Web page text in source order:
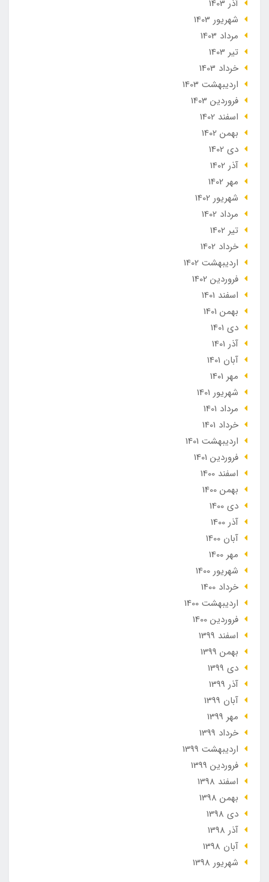
آذر 1403
شهریور 1403
مرداد 1403
تير 1403
خرداد 1403
ارديبهشت 1403
فروردین 1403
اسفند 1402
بهمن 1402
دی 1402
آذر 1402
مهر 1402
شهریور 1402
مرداد 1402
تير 1402
خرداد 1402
ارديبهشت 1402
فروردین 1402
اسفند 1401
بهمن 1401
دی 1401
آذر 1401
آبان 1401
مهر 1401
شهریور 1401
مرداد 1401
خرداد 1401
ارديبهشت 1401
فروردین 1401
اسفند 1400
بهمن 1400
دی 1400
آذر 1400
آبان 1400
مهر 1400
شهریور 1400
خرداد 1400
ارديبهشت 1400
فروردین 1400
اسفند 1399
بهمن 1399
دی 1399
آذر 1399
آبان 1399
مهر 1399
خرداد 1399
ارديبهشت 1399
فروردین 1399
اسفند 1398
بهمن 1398
دی 1398
آذر 1398
آبان 1398
شهریور 1398